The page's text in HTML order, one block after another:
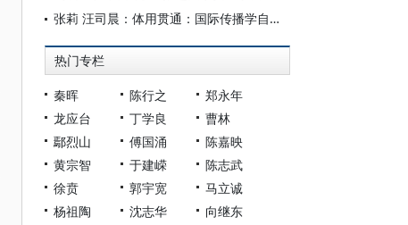
张莉 汪司晨：体用贯通：国际传播学自主知识体系的建构逻辑与学科交叉进路
热门专栏
秦晖 陈行之
郑永年
龙应台
丁学良
曹林
鄢烈山
傅国涌
陈嘉映
黄宗智
于建嵘
陈志武
徐贲
郭宇宽
马立诚
杨祖陶
沈志华
向继东